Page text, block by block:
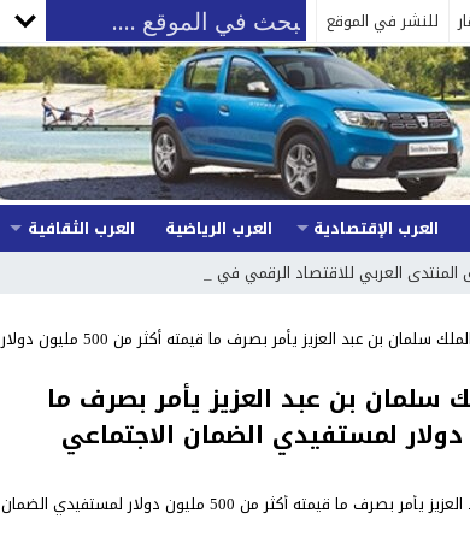
للنشر في الموقع
العرب الإقتصادية العرب الرياضية العرب الثقافية
العربي للاقتصاد الرقمي في 13 فبرا _
قناة العرب المغربية : الملك سلمان بن عبد العزيز يأمر بصرف ما قيمته أكثر من 500 مليون دولار
سلمان بن عبد العزيز يأمر بصرف ما